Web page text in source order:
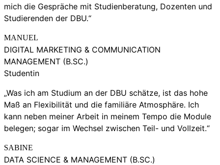
mich die Gespräche mit Studienberatung, Dozenten und
Studierenden der DBU.“
MANUEL
DIGITAL MARKETING & COMMUNICATION
MANAGEMENT (B.SC.)
Studentin
„Was ich am Studium an der DBU schätze, ist das hohe
Maß an Flexibilität und die familiäre Atmosphäre. Ich
kann neben meiner Arbeit in meinem Tempo die Module
belegen; sogar im Wechsel zwischen Teil- und Vollzeit.“
SABINE
DATA SCIENCE & MANAGEMENT (B.SC.)